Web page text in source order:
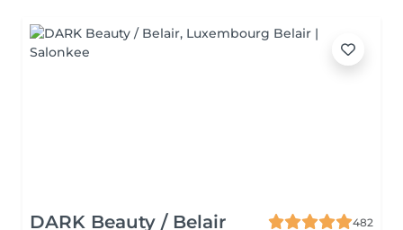
DARK Beauty / Belair
482